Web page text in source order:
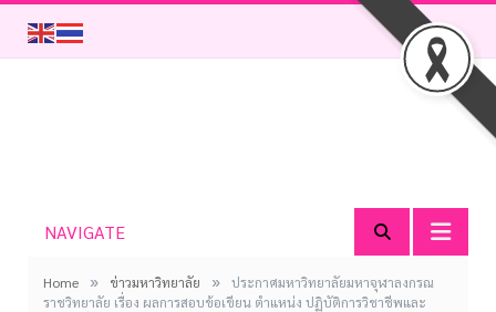
NAVIGATE
Home » ข่าวมหาวิทยาลัย »
ประกาศมหาวิทยาลัยมหาจุฬาลงกรณ
ราชวิทยาลัย เรื่อง ผลการสอบข้อเขียน ตำแหน่ง ปฏิบัติการวิชาชีพและ